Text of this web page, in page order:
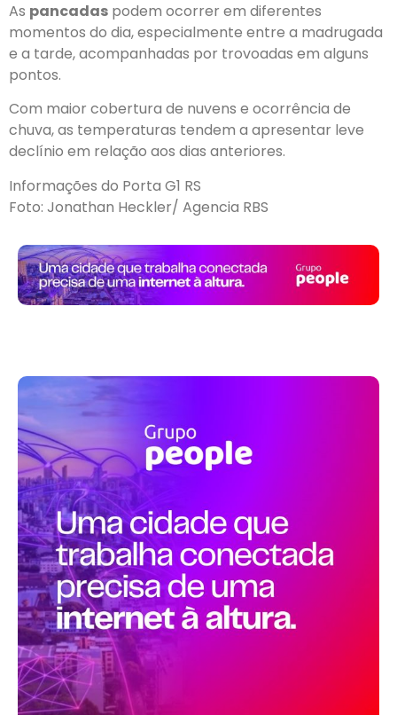
As pancadas podem ocorrer em diferentes
momentos do dia, especialmente entre a madrugada
e a tarde, acompanhadas por trovoadas em alguns
pontos.
Com maior cobertura de nuvens e ocorrência de
chuva,as temperaturas tendem a apresentar leve
declínio em relação aos dias anteriores.
Informações do Porta G1 RS
Foto: Jonathan Heckler/ Agencia RBS